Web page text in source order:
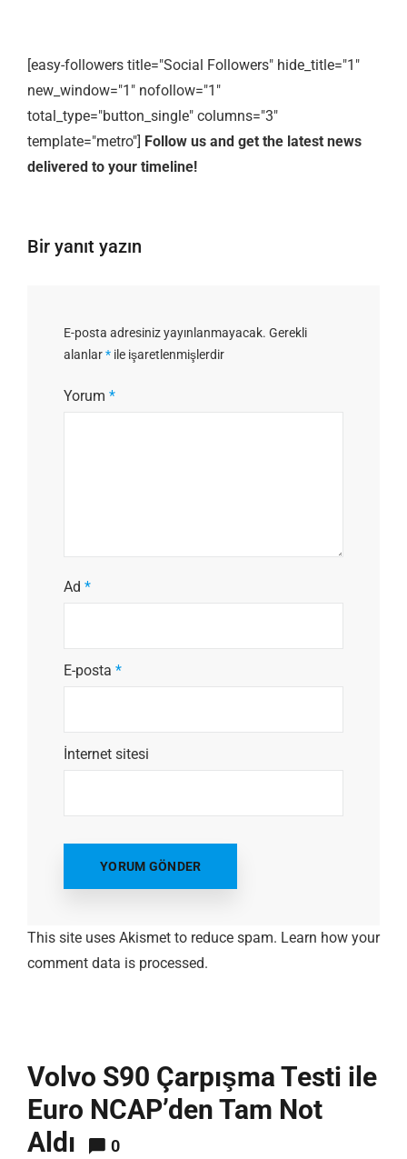
[easy-followers title="Social Followers" hide_title="1"
new_window="1" nofollow="1"
total_type="button_single" columns="3"
template="metro"] Follow us and get the latest news
delivered to your timeline!
Bir yanıt yazın
E-posta adresiniz yayınlanmayacak. Gerekli
alanlar* ile işaretlenmişlerdir
Yorum *
Ad *
E-posta *
İnternet sitesi
This site uses Akismet to reduce spam. Learn how your
comment data is processed.
Volvo S90 Çarpışma Testi ile
Euro NCAP’den Tam Not
Aldı
0